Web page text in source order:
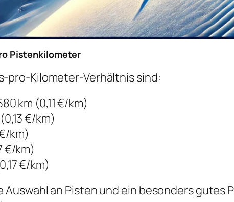
Pistenkilometer
pro-Kilometer-Verhältnis sind:
km (0,11 €/km)
€/km)
km)
€/km)
€/km)
an Pisten und ein besonders gutes